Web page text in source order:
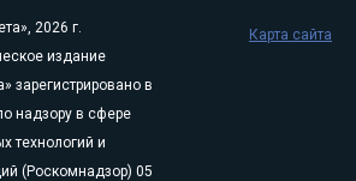
2026 г.
издание
зарегистрировано в
надзору в сфере
технологий и
(Роскомнадзор) 05
Карта сайта